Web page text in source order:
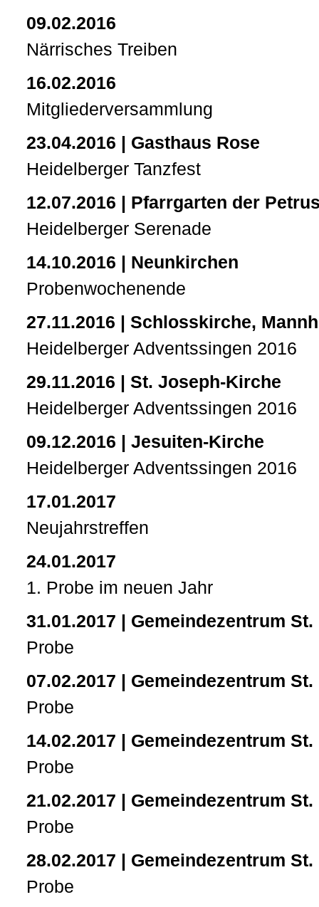
09.02.2016
Närrisches Treiben
16.02.2016
Mitgliederversammlung
23.04.2016 | Gasthaus Rose
Heidelberger Tanzfest
12.07.2016 | Pfarrgarten der
Heidelberger Serenade
14.10.2016 | Neunkirchen
Probenwochenende
27.11.2016 | Schlosskirche,
Heidelberger Adventssingen 2016
29.11.2016 | St. Joseph-Kirche
Heidelberger Adventssingen 2016
09.12.2016 | Jesuiten-Kirche
Heidelberger Adventssingen 2016
17.01.2017
Neujahrstreffen
24.01.2017
1. Probe im neuen Jahr
31.01.2017 | Gemeindezentrum
Probe
07.02.2017 | Gemeindezentrum
Probe
14.02.2017 | Gemeindezentrum
Probe
21.02.2017 | Gemeindezentrum
Probe
28.02.2017 | Gemeindezentrum
Probe